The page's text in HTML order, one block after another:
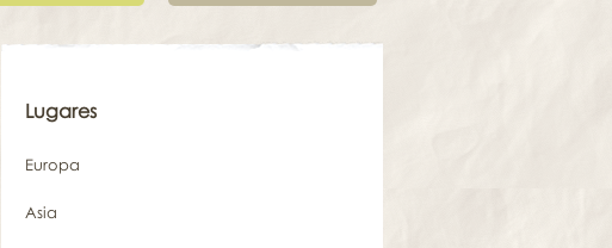
Lugares
Europa
Asia